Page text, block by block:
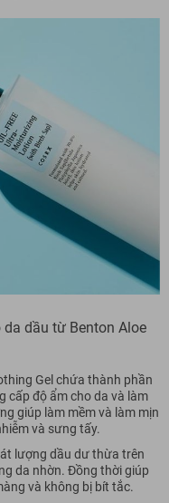
dầu từ Benton Aloe
Gel chứa thành phần
cấp độ ẩm cho da và làm
giúp làm mềm và làm mịn
và sưng tấy.
lượng dầu dư thừa trên
da nhờn. Đồng thời giúp
và không bị bít tắc.